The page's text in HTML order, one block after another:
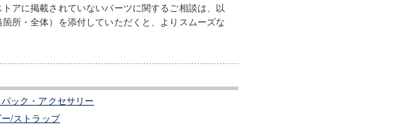
アに掲載されていないパーツに関するご相談は、以
所・全体）を添付していただくと、よりスムーズな
ック・アクセサリー
/ストラップ